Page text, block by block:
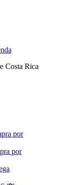
Costa Rica
por
por